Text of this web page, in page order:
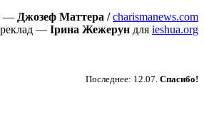
— Джозеф Маттера /charismanews.com
— Ірина Жежерун для ieshua.org
Последнее: 12.07. Спасибо!